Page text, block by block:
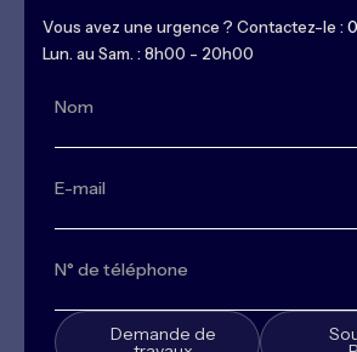
Vous avez une urgence ? Contactez-le :
Lun. au Sam. : 8h00 - 20h00
Demande de